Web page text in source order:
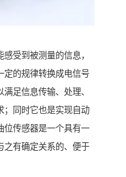
受到被测量的信息，
定的规律转换成电信号
足信息传输、处理、
；同时它也是实现自动
位传感器是一个具有一
之有确定关系的、便于